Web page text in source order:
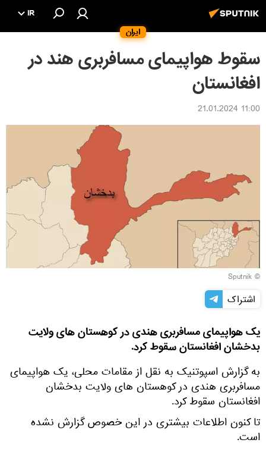
ایران
IR
سقوط هواپیمای مسافربری هند در
افغانستان
11:00 21.01.2024
© Sputnik
اشتراک
یک هواپیمای مسافربری هندی در کوهستان های ولایت
بدخشان افغانستان سقوط کرد.
به گزارش اسپوتنیک به نقل از مقامات محلی، یک هواپیمای
مسافربری هندی در کوهستان های ولایت بدخشان
افغانستان سقوط کرد.
تا کنون اطلاعات بیشتری در این خصوص گزارش نشده
است.